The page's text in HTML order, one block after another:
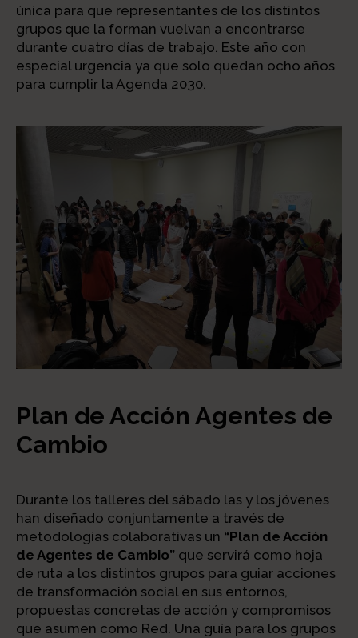
única para que representantes de los distintos
grupos que la forman vuelvan a encontrarse
durante cuatro días de trabajo. Este año con
especial urgencia ya que solo quedan ocho años
para cumplir la Agenda 2030.
Plan de Acción Agentes de
Cambio
Durante los talleres del sábado las y los jóvenes
han diseñado conjuntamente a través de
metodologías colaborativas un “Plan de Acción
de Agentes de Cambio” que servirá como hoja
de ruta a los distintos grupos para guiar acciones
de transformación social en sus entornos,
propuestas concretas de acción y compromisos
que asumen como Red. Una guía para los grupos